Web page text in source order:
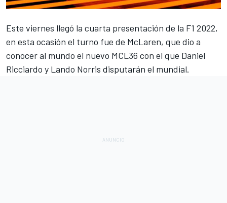
Este viernes llegó la cuarta presentación de la F1 2022,
en esta ocasión el turno fue de McLaren, que dio a
conocer al mundo el nuevo MCL36 con el que Daniel
Ricciardo y Lando Norris disputarán el mundial.